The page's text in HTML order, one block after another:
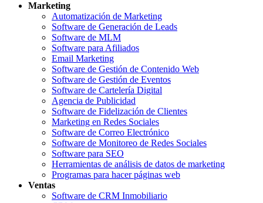
Marketing
Automatización de Marketing
Software de Generación de Leads
Software de MLM
Software para Afiliados
Email Marketing
Software de Gestión de Contenido Web
Software de Gestión de Eventos
Software de Cartelería Digital
Agencia de Publicidad
Software de Fidelización de Clientes
Marketing en Redes Sociales
Software de Correo Electrónico
Software de Monitoreo de Redes Sociales
Software para SEO
Herramientas de análisis de datos de marketing
Programas para hacer páginas web
Ventas
Software de CRM Inmobiliario